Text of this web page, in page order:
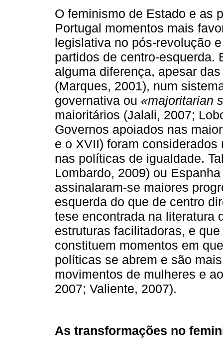
O feminismo de Estado e as
Portugal momentos mais
legislativa no pós-revolução
partidos de centro-esquerda.
alguma diferença, apesar
(Marques, 2001), num
governativa ou «majoritarian
maioritários (Jalali, 2007;
Governos apoiados nas
e o XVII) foram
nas políticas de igualdade.
Lombardo, 2009) ou
assinalaram-se maiores
esquerda do que de centro
tese encontrada na literatura
estruturas facilitadoras, e
constituem momentos em
políticas se abrem e são
movimentos de mulheres e
2007; Valiente, 2007).
As transformações no